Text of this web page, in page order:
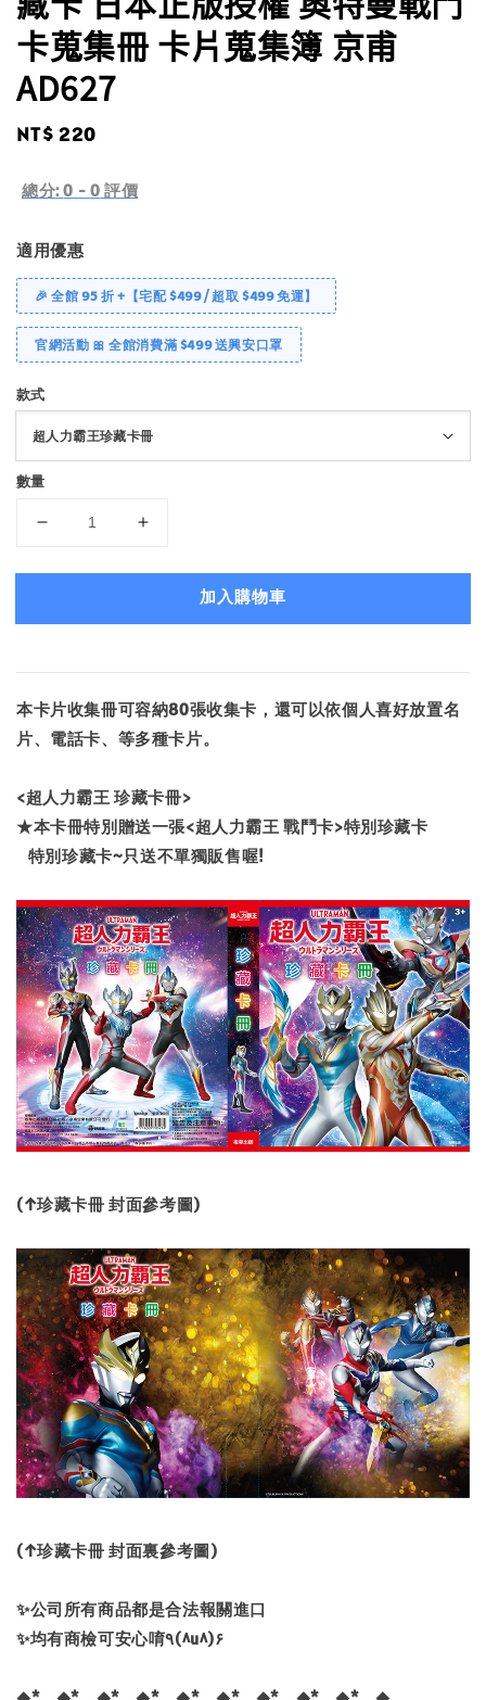
卡蒐集冊 卡片蒐集簿 京甫
AD627
Regular
NT$ 220
總分:0 - 0 評價
適用優惠
🎉 全館 95 折 +【宅配 $499 / 超取 $499 免運】
官網活動 🎀 全館消費滿 $499 送興安口罩
款式
數量
加入購物車
本卡片收集冊可容納80張收集卡，還可以依個人喜好放置名
片、電話卡、等多種卡片。
<超人力霸王 珍藏卡冊>
★本卡冊特別贈送一張<超人力霸王 戰鬥卡>特別珍藏卡
特別珍藏卡~只送不單獨販售喔!
(↑珍藏卡冊 封面參考圖)
(↑珍藏卡冊 封面裏參考圖)
✨公司所有商品都是合法報關進口
✨均有商檢可安心唷٩(^u^)۶